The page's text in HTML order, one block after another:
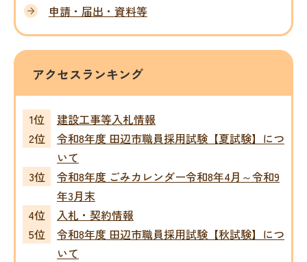
申請・届出・資料等
アクセスランキング
建設工事等入札情報
令和8年度 田辺市職員採用試験【夏試験】につ
いて
令和8年度 ごみカレンダー令和8年4月～令和9
年3月末
入札・契約情報
令和8年度 田辺市職員採用試験【秋試験】につ
いて